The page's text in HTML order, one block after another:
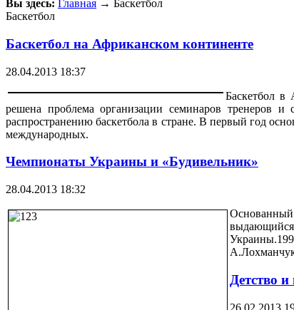
Вы здесь: Главная → Баскетбол
Баскетбол
Баскетбол на Африканском континенте
28.04.2013 18:37
Баскетбол в
решена проблема организации семинаров тренеров и
распространению баскетбола в стране. В первый год
международных.
Чемпионаты Украины и «Будивельник»
28.04.2013 18:32
выдающийся
Детство
26.02.2013